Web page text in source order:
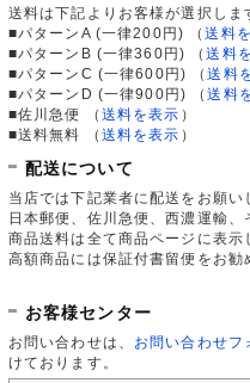
送料は下記よりお客様が選択しま
■パターンA (一律200円)
（送料
■パターンB (一律360円)
（送料
■パターンC (一律600円)
（送料
■パターンD (一律900円)
（送料
■佐川急便
（ 送料を表示 ）
■送料無料
（ 送料を表示 ）
配送について
当店では下記業者に配送をお願い
日本郵便、佐川急便、西濃運輸
商品送料は全て商品ページに表示
高額商品には保証付書留便をお勧
お客様センター
お問い合わせは、 お問い合わせフ
けております。